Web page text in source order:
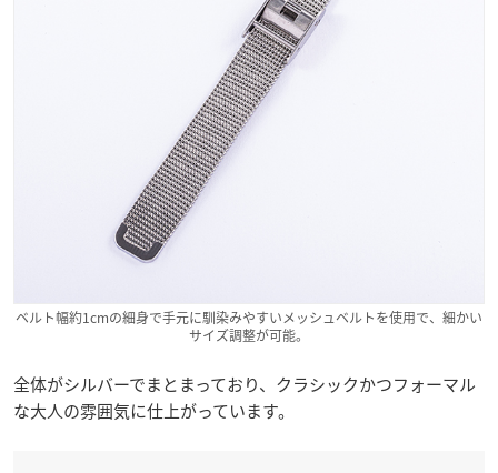
ベルト幅約1cmの細身で手元に馴染みやすいメッシュベルトを使用で、細かい
サイズ調整が可能。
全体がシルバーでまとまっており、クラシックかつフォーマル
な大人の雰囲気に仕上がっています。